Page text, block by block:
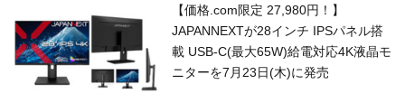
【価格.com限定 27,980円！】
JAPANNEXTが28インチ IPSパネル搭
載 USB-C(最大65W)給電対応4K液晶モ
ニターを7月23日(木)に発売